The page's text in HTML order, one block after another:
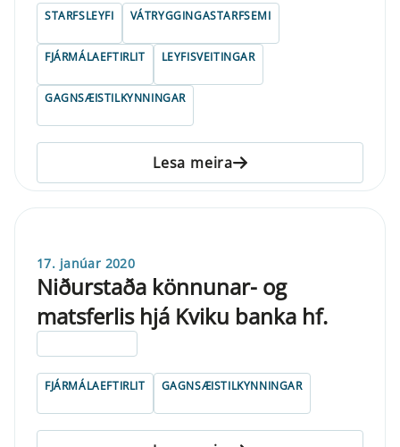
STARFSLEYFI VÁTRYGGINGASTARFSEMI
FJÁRMÁLAEFTIRLIT LEYFISVEITINGAR
GAGNSÆISTILKYNNINGAR
Lesa meira
17. janúar 2020
Niðurstaða könnunar- og
matsferlis hjá Kviku banka hf.
FJÁRMÁLAEFTIRLIT GAGNSÆISTILKYNNINGAR